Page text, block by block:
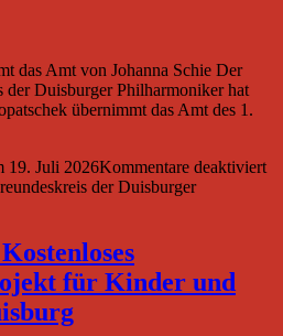
das Amt von Johanna Schie Der
der Duisburger Philharmoniker hat
übernimmt das Amt des 1.
19. Juli 2026Kommentare deaktiviert
der Duisburger
für Kinder und